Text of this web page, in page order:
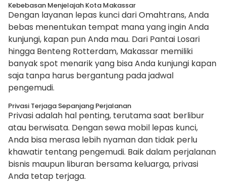
Kebebasan Menjelajah Kota Makassar
Dengan layanan lepas kunci dari Omahtrans, Anda
bebas menentukan tempat mana yang ingin Anda
kunjungi, kapan pun Anda mau. Dari Pantai Losari
hingga Benteng Rotterdam, Makassar memiliki
banyak spot menarik yang bisa Anda kunjungi kapan
saja tanpa harus bergantung pada jadwal
pengemudi.
Privasi Terjaga Sepanjang Perjalanan
Privasi adalah hal penting, terutama saat berlibur
atau berwisata. Dengan sewa mobil lepas kunci,
Anda bisa merasa lebih nyaman dan tidak perlu
khawatir tentang pengemudi. Baik dalam perjalanan
bisnis maupun liburan bersama keluarga, privasi
Anda tetap terjaga.